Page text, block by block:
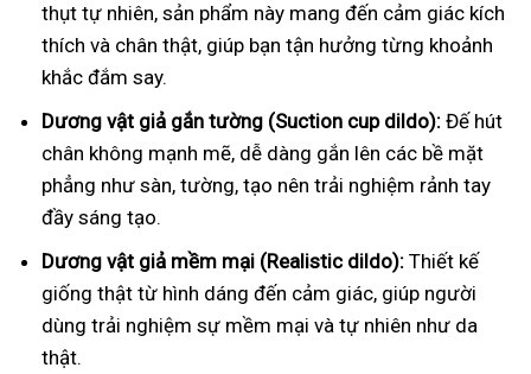
thụt tự nhiên, sản phẩm này mang đến cảm giác kích
thích và chân thật, giúp bạn tận hưởng từng khoảnh
khắc đắm say.
Dương vật giả gắn tường (Suction cup dildo): Đế hút
chân không mạnh mẽ, dễ dàng gắn lên các bề mặt
phẳng như sàn, tường, tạo nên trải nghiệm rảnh tay
đầy sáng tạo.
Dương vật giả mềm mại (Realistic dildo): Thiết kế
giống thật từ hình dáng đến cảm giác, giúp người
dùng trải nghiệm sự mềm mại và tự nhiên như da
thật.